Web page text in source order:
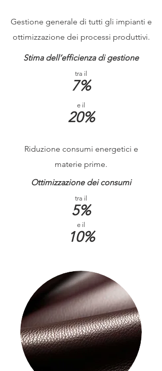
Gestione generale di tutti gli impianti e
ottimizzazione dei processi produttivi.
Stima dell’efficienza di gestione
tra il
7%
e il
20%
Riduzione consumi energetici e
materie prime.
Ottimizzazione dei consumi
tra il
5%
e il
10%